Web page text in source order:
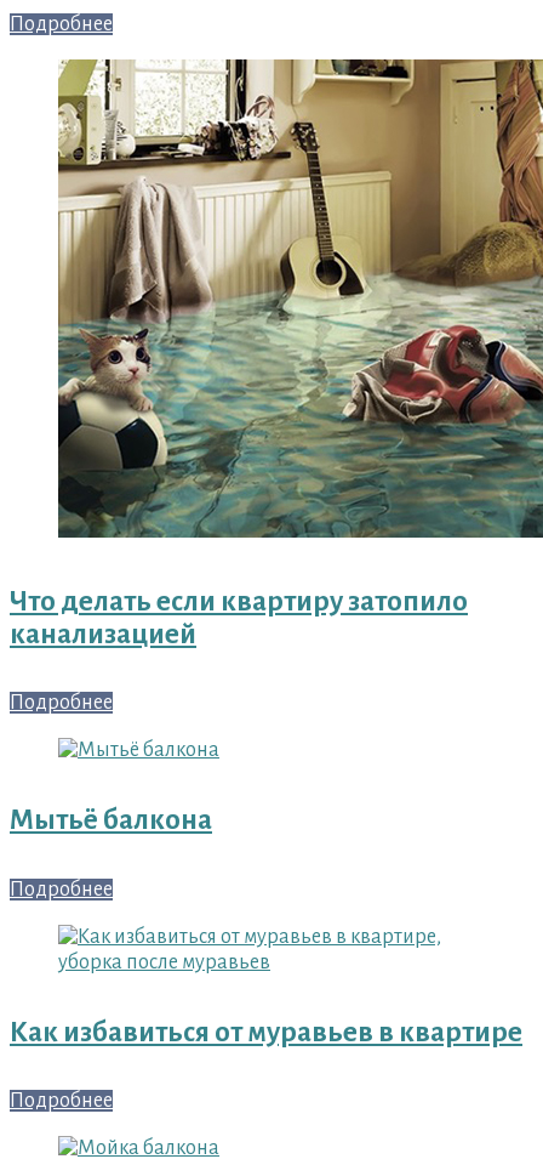
Подробнее
Что делать если квартиру затопило
канализацией
Подробнее
Мытьё балкона
Подробнее
Как избавиться от муравьев в квартире
Подробнее